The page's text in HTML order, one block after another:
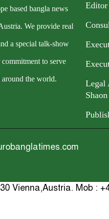
based bangla news
We provide real
a special talk-show
to serve
the world.
Legal
Shaon
Vienna,Austria. Mob :